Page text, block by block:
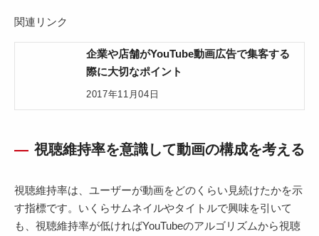
関連リンク
企業や店舗がYouTube動画広告で集客する
際に大切なポイント
2017年11月04日
視聴維持率を意識して動画の構成を考える
視聴維持率は、ユーザーが動画をどのくらい見続けたかを示
す指標です。いくらサムネイルやタイトルで興味を引いて
も、視聴維持率が低ければYouTubeのアルゴリズムから視聴